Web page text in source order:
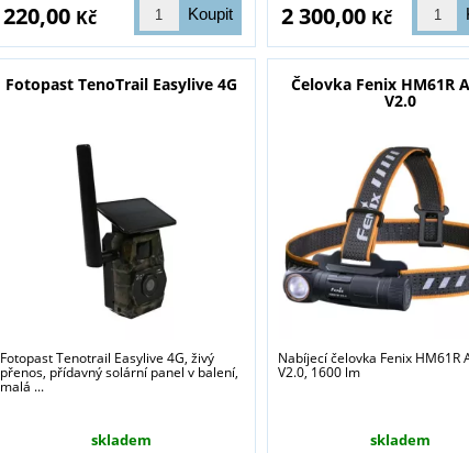
220,00 Kč 2 300,00 Kč
Fotopast TenoTrail Easylive 4G
Fotopast Tenotrail Easylive 4G, živý
přenos, přídavný solární panel v balení,
malá ...
skladem
Čelovka Fenix HM61R
V2.0
Nabíjecí čelovka Fenix HM61R
V2.0, 1600 lm
skladem